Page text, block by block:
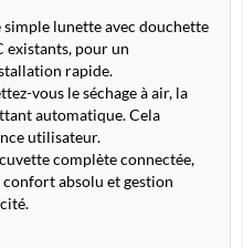
lunette avec douchette
existants, pour un
rapide.
vous le séchage à air, la
automatique. Cela
utilisateur.
complète connectée,
confort absolu et gestion